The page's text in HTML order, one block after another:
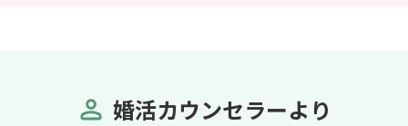
婚活カウンセラーより